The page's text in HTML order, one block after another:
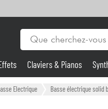
Claviers & Pianos
Electrique Basse électrique solid